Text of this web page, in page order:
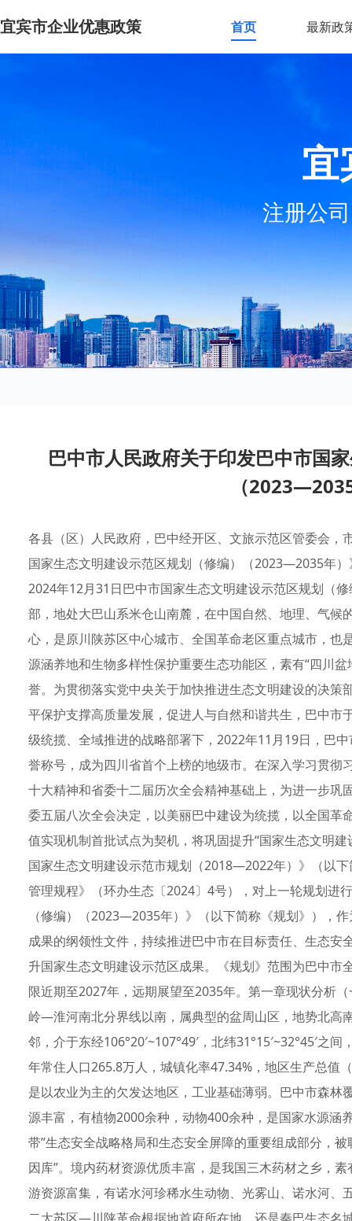
宜宾市企业优惠政策 首页 最新政
宜
注册公
巴中市人民政府关于印发巴中市国
（
各县（区）人民政府，巴中经开区、文旅示范区管委会，市级各部门、直属事业单位，有关单位：现将《巴中市国家生态文明建设示范区规划（修编）（2023—2035年）》印发给你们，请认真贯彻实施。巴中市人民政府2024年12月31日巴中市国家生态文明建设示范区规划（修编）（2023—2035年）前言巴中市位于四川盆地东北部，地处大巴山系米仓山南麓，在中国自然、地理、气候的南北分界线上，是成都、重庆、西安三大城市几何中心，是原川陕苏区中心城市、全国革命老区重点城市，也是长江上游重要生态安全屏障的组成部分、国家重要水源涵养地和生物多样性保护重要生态功能区，素有“四川盆地北缘山地重要的生物基因库”“秦巴山区天然药库”等美誉。为贯彻落实党中央关于加快推进生态文明建设的决策部署，全面践行“绿水青山就是金山银山”理念，以高水平保护支撑高质量发展，促进人与自然和谐共生，巴中市于2018年启动国家生态文明建设示范市建设。在坚持市级统揽、全域推进的战略部署下，2022年11月19日，巴中市被正式授予“全国第六批国家生态文明建设示范区”荣誉称号，成为四川省首个上榜的地级市。在深入学习贯彻习近平新时代中国特色社会主义思想，全面落实党的二十大精神和省委十二届历次全会精神基础上，为进一步巩固提升国家生态文明建设示范区创建成果，中共巴中市委五届八次全会决定，以美丽巴中建设为统揽，以全国革命老区振兴发展示范市建设为抓手，以全省生态产品价值实现机制首批试点为契机，将巩固提升“国家生态文明建设示范区”纳入“一市四区三地”发展战略。由于《巴中市国家生态文明建设示范市规划（2018—2022年）》（以下简称上一轮规划）已到期，根据《生态文明建设示范区管理规程》（环办生态〔2024〕4号），对上一轮规划进行修编，制定《巴中市国家生态文明建设示范区规划（修编）（2023—2035年）》（以下简称《规划》），作为未来一段时期指导巴中市巩固提升国家生态文明建设成果的纲领性文件，持续推进巴中市在目标责任、生态安全、生态经济、生态文化、生态文明制度5大领域巩固提升国家生态文明建设示范区成果。《规划》范围为巴中市全域（两区三县），总面积12296.93平方公里。规划时限近期至2027年，远期展望至2035年。第一章现状分析（一）建设基础1.区域特征巴中市位于四川省东北部，秦岭—淮河南北分界线以南，属典型的盆周山区，地势北高南低，由北向南倾斜，与达州、南充、汉中、广元相邻，介于东经106°20′~107°49′，北纬31°15′~32°45′之间，总面积12296.93平方公里。全市下辖两区三县，2022年常住人口265.8万人，城镇化率47.34%，地区生产总值（GDP）765.01亿元，三次产业结构为25.1:25.7:49.2，是以农业为主的欠发达地区，工业基础薄弱。巴中市森林覆盖率63.18%，是名副其实的“天然氧吧”。全市生物资源丰富，有植物2000余种，动物400余种，是国家水源涵养和生物多样性保护重要生态功能区，也是国家“两屏三带”生态安全战略格局和生态安全屏障的重要组成部分，被联合国教科文组织誉为“四川盆地北缘山地重要生物基因库”。境内药材资源优质丰富，是我国三木药材之乡，素有“秦巴山区天然药库”的美誉。市域文化底蕴深厚，旅游资源富集，有诺水河珍稀水生动物、光雾山、诺水河、五台山猕猴、大小兰沟等自然保护区；是全国著名的第二大苏区—川陕革命根据地首府所在地，还是秦巴生态名城，红色文化、巴文化源远流长。天然气资源丰富，拥有优质的清洁能源。2.工作基础2018年启动国家生态文明建设示范市以来，巴中市深入践行绿色发展理念，全域推进生态文明示范创建。通过建立健全生态文明制度、改善提高生态环境质量、优化调整生态空间格局、加快发展绿色生态经济、构建山水宜居生态生活和弘扬巴中特色生态文化六大重点任务，落实到105个重点项目的具体实施，总投资316.17亿元。2022年成功创建“国家生态文明建设示范区”，全面完成上一轮规划的总体目标。县（区）级层面。全市两区三县实现国家、省级生态示范创建命名全覆盖，通江县、南江县为国家生态文明建设示范县，恩阳区、平昌县为全国“绿水青山就是金山银山”实践创新基地，巴州区为省级生态县。市级层面。以习近平生态文明思想为指引，全域推进国家生态文明建设示范市创建。到规划期末，在生态制度、生态安全、生态空间、生态经济、生态生活和生态文化六大领域取得显著成效。（1）规划指标全部达标参照《国家生态文明建设示范区建设指标（修订版）》（环办生态函〔2021〕353号），巴中市涉及的建设指标共36项，全部达标，具体见表1。（2）生态文明制度体系完备。坚持高位推进，构建生态优先新格局。坚持生态立市，将创建国家生态文明建设示范市纳入全市发展战略，上升为全市人民意志。层层压实生态环境保护责任，创新制定《市委、市政府领导班子成员生态环境保护工作责任清单》《巴中市生态环境保护工作推动不力约谈实施办法》《生态环境保护述职检视评议办法》等文件，全市生态环境党政同责考评连年位居全省前列。（3）生态环境治理成效明显。建立主要污染物联治、县（区）联防、监管部门联动的减污降碳攻坚机制，创新推行河道警长制和法检“两长”同庭办案，构建“专业化监督+恢复性司法+社会化治理”的环境监管大格局。成功申报入库EOD项目3个，融资到位资金1.76亿元。2022年，环境空气质量优良天数比率96.4%，PM2.5平均浓度28.0微克/立方米，综合指数排名全省第4，连续6年稳定达标。2023年国考断面水环境质量排名全国第74位，列全省第6位，创历史最好成绩。城市黑臭水体动态清零。累计建成生态、生产、生活相融的巴山田园综合体98个、全国美丽休闲乡村5个。（4）生态空间格局优化调整。严守生态环境底线，划定生态红线保护面积1673平方公里，强化生态环境分区管控并动态调整。优化产业布局，塑造南城北旅空间版图。建立自然保护区、森林公园、湿地公园、风景名胜区、地质公园等各类自然保护地16处，面积1988平方公里。严格落实林长制、河（湖）长制，统筹山水林田湖草系统治理。（5）生态资源价值转化迈入新阶段。4个县（区）获批国省有机产品认证示范区，打造“三品一标”农产品287个。推进“生态+旅游”，以世界地质公园和国家5A级旅游景区为龙头，打造观光体验、旅居康养、研学科考等业态，全市文旅产业增加值占GDP的比重最高达到18%。推进“生态+农业”，实施巴山肉牛、南江黄羊和茶叶“2+1”种养业优势大品种计划，坚持“区域品牌+企业品牌+产品品牌”联动，巴适巴食、南江黄羊、通江银耳品牌价值分别高达124亿元、33亿元、36亿元。2022年，巴中市实现农林牧渔业总产值345.55亿元。推进“生态+工业”，围绕“两瓶酒、一块肉、一瓶水”等优势产品，精耕细作特色农产品加工、食品饮料。江口醇、小角楼被评为“川酒十朵小金花”。积极探索绿色资源“变现”新模式，成立巴中两山生态资源资产经营有限公司，构建形成“市级总公司+县（区）子公司”1+5“母子联动、分工明晰、管理高效、运营规范”的营运格局，生态产品价值转化试点探索迈入新的实质性阶段。（6）山水宜居生态生活初步构建。补充环保基础设施短板，全市累计建成城镇污水管网1800余千米，改造城区老旧、雨污合流管网120余千米，城市污水收集率达75.04%，建成城市生态景观带，张家河段水环境质量全面改善。依托南阳林场，建成天马山森林康养度假区，2022年全年接待游客283.15万人次。倡导绿色生活方式，建设节约型政府，实施城镇生活垃圾分类减量化行动，投放新能源公交车140余台。中心城区绿化覆盖率47%，人均公园绿地面积17.88平方米，绿色建筑比例达88.6%，公共交通出行分担率超过50%，政府绿色采购比例达96.63%。积极推进绿色金融，创新组建巴中市绿色农业创新发展研究院，鼓励设立服务生态产品经营开发的绿色金融机构，全省首家“工行巴中晏阳初大道绿色支行”成功开业。（7）巴中特色生态文化得以弘扬。实施主流媒体引导工程，常态化宣传贯彻习近平生态文明思想，总结提炼典型案例18个，培树“全国生态文明奖获得者”“全国十大最美基层环保人”刘永涛、“全国最美护林员”景祥俊等生态环保铁军模范，创建节约型机关、绿色学校、绿色社区、绿色家庭，通过举办环中国自行车赛等多种形式有机融入国家生态文明建设示范区创建。（二）存在问题巴中市生态文明建设示范创建工作取得了可喜成绩，积累了较为丰富的成功经验，凝练了一些好的工作方法和机制，但还存在以下问题。1.生态资源价值转化尚需持续发力。巴中地处秦岭—淮河南北分界以南，北纬31°的独特气候孕育了巴中丰富的生物多样性，地方特色资源优势突出。通江银耳、青峪猪是国家地理标志保护产品，巴山肉牛、南江黄羊和茶叶具有区域影响力，野生药材资源蕴藏量达8万吨，是中国三木药材之乡。全市森林资源、湿地资源、旅游资源丰富，森林覆盖率63.18%，生态环境质量连年居全省前列。全市2022年GDP765.01亿元，经济总量偏小，处于全省后列，是典型的生态高地，经济洼地，生态资源价值转化与巴中市生态资源不匹配。2.污染防治攻坚战仍需持续深入。依据最新发布的《生态文明建设示范区（市）建设指标》（环办生态〔2024〕4号），巴中市需持续提升环境空气质量的优良天数比率、降低PM2.5浓度，以及提升地下水国控点位Ⅴ类水比例3个指标。一般工业固体废物综合利用率2022年较2021年有所下降，主要原因：一是细分到固体废物类别，污泥综合利用率不够高；二是按县（区）分，南江县一般工业固体废物产生量大，其中非金属矿采选业产生量最大，但综合利用量在全市占比连年下降，2022年综合利用率低于全市平均值。同时，在“一市四区三地”的战略驱动下，巴中将规模发展先进材料、能源化工、食品饮料、电子信息、医药健康5大主导产业，势必会增加污染排放物的总量。因此，仍需坚持精准治污、科学治污、依法治污，持续深入打好污染防治攻坚战。3.生物多样性保护面临较大压力。市域北部为秦巴山野生动物基因交流的关键廊道，森林生态系统存在退化隐患，进而引起生物多样性降低。同时全市以山地、丘陵为主，水土流失占土地总面积的40.49%，尤以北部山区水土流失面积较大。此外，全市坡耕地、低产田占耕地的比重大，农业基础设施建设滞后，耕地与特色养殖“种养循环”配套不足，农田生态服务功能亟待提升。生态退化、人为干扰都会增加生物多样性保护的压力。（三）机遇与挑战1.机遇。党的二十大以来，党中央再次强调推动绿色发展、促进人与自然和谐共生，并作出建设美丽中国、推进中国式现代化等决定，为巴中巩固生态文明建设成果指明了发展方向。在长江经济带发展战略、成渝双城经济圈建设、川陕革命老区振兴和秦岭区域生态保护等国家战略的叠加加持下，特别是“建设国家战略腹地和关键产业备份”，使位于“成渝西”几何中心，全省唯一革命老区重点城市和川陕革命老区核心区的巴中市，被国省赋予了特殊的发展使命；也为建设美丽巴中，实现后发赶超新优势注入强大动能。同时，作为首批入选全省生态产品价值实现机制试点市，率先在全省建立生态系统生产总值（GEP）核算体系，构建绿色特色产业链，尝试生态产品交易、集体林权改革、生态保护补偿、绿色金融创新等机制突破，为积极探索巴中“两山”转化路径，打造节能降碳“巴中样板”提供重大契机。2.挑战。巴中市经济水平处于全国、全省平均线以下，恩阳、通江、南江和平昌尚未摆脱欠发达县域地位，在未来一定时期内，巴中以追赶跨越为导向，经济发展要迈上新台阶，为2035年与全国全省同步基本现代化夯基赋能。在建设美丽巴中的愿景下，如何统筹推进高质量发展、高水平安全、高效能治理，是巴中市面临的挑战。首先，根据《巴中市产业高质量发展规划（2024—2035年）》，构建“5+2+3”产业体系是达成经济目标的必要条件，优化发展的18个细分赛道中，精细化工对处于长江上游的巴中市在大气污染、水污染等方面的生态环境治理能力提出了更高要求。其次，巴中发挥生态资源优势，通过医药健康、文旅康养、现代农业等产业，实现生态产品价值转化。由于生态资源的稀缺性，在探索生态产品价值实现机制方面，如何保护生态资产，对巴中市是一项巨大的挑战。第三，由于经济基础差底子薄，地方财力有限，目前城市生活污水收集管网、生活垃圾回收利用等环保基础设施还存在短板，基于数智驱动的“空天地”一体化生态环境智慧监管体系尚未搭建，巴